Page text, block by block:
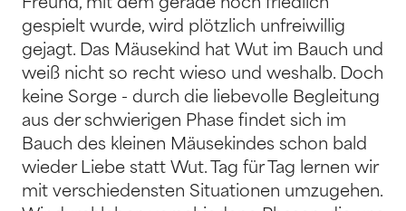
Freund, mit dem gerade noch friedlich
gespielt wurde, wird plötzlich unfreiwillig
gejagt. Das Mäusekind hat Wut im Bauch und
weiß nicht so recht wieso und weshalb. Doch
keine Sorge - durch die liebevolle Begleitung
aus der schwierigen Phase findet sich im
Bauch des kleinen Mäusekindes schon bald
wieder Liebe statt Wut. Tag für Tag lernen wir
mit verschiedensten Situationen umzugehen.